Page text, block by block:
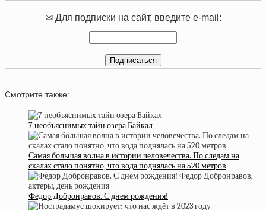
✉ Для подписки на сайт, введите e-mail:
Смотрите также:
7 необъяснимых тайн озера Байкал
Самая большая волна в истории человечества. По следам на
скалах стало понятно, что вода поднялась на 520 метров
Федор Добронравов. С днем рождения!